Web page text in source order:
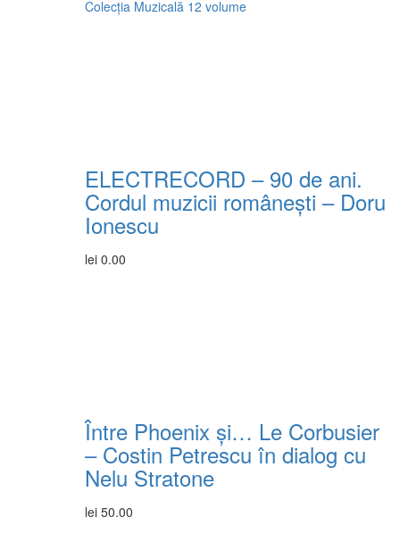
Colecția Muzicală 12 volume
ELECTRECORD – 90 de ani.
Cordul muzicii românești – Doru
Ionescu
lei 0.00
Între Phoenix și… Le Corbusier
– Costin Petrescu în dialog cu
Nelu Stratone
lei 50.00